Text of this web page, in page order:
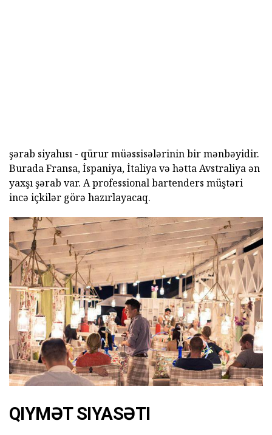
şərab siyahısı - qürur müəssisələrinin bir mənbəyidir.
Burada Fransa, İspaniya, İtaliya və hətta Avstraliya ən
yaxşı şərab var. A professional bartenders müştəri
incə içkilər görə hazırlayacaq.
QIYMƏT SIYASƏTI